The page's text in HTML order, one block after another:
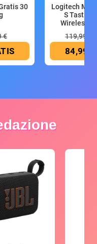
30
€
Logitech MX
S Tastiera
Wireless
119,99 €
84,99 €